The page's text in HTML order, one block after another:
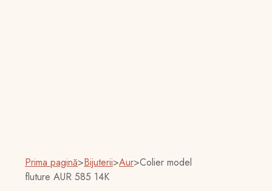
Prima pagină>Bijuterii>Aur>Colier model
fluture AUR 585 14K